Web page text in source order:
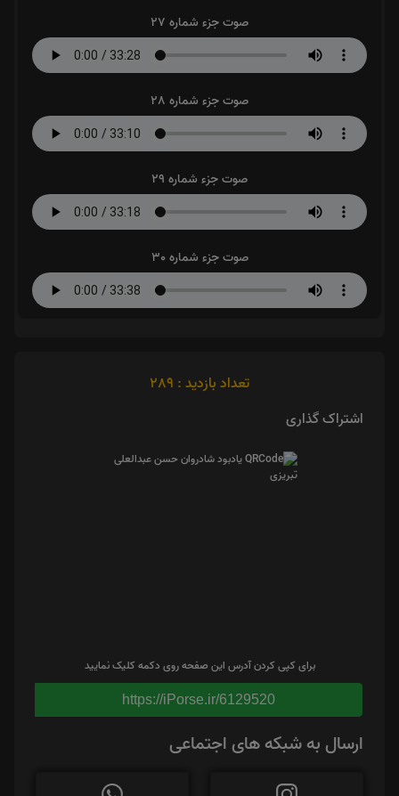
صوت جزء شماره 27
صوت جزء شماره 28
صوت جزء شماره 29
صوت جزء شماره 30
تعداد بازدید : 289
اشتراک گذاری
برای کپی کردن آدرس این صفحه روی دکمه کلیک نمایید
https://iPorse.ir/6129520
ارسال به شبکه های اجتماعی